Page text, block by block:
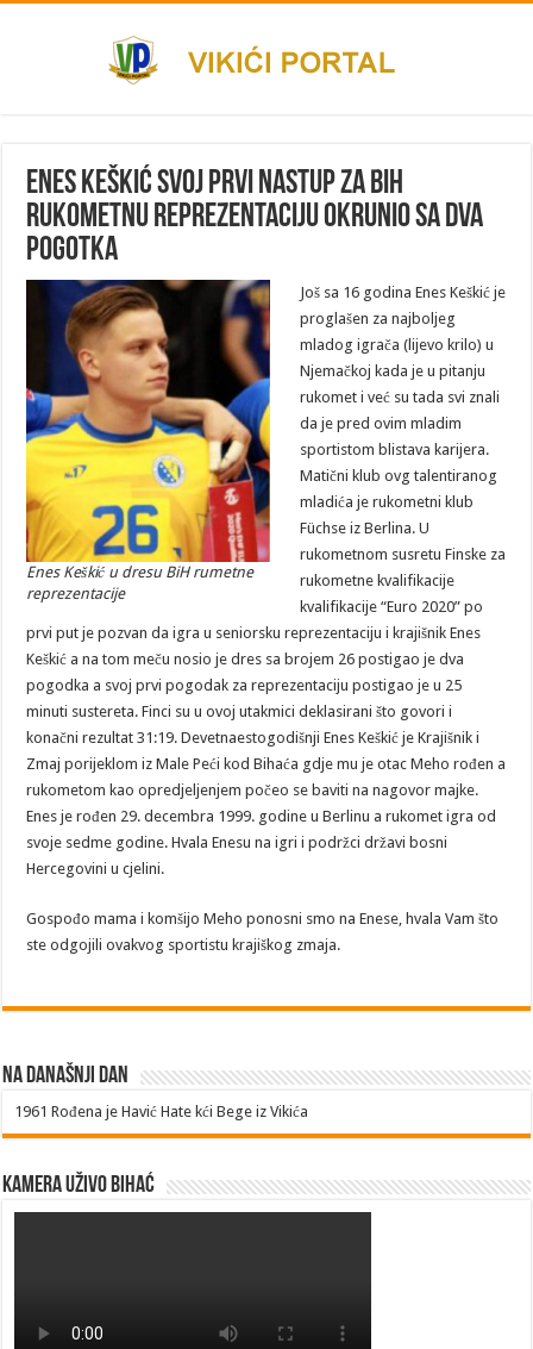
Enes Keškić svoj prvi nastup za BiH
rukometnu reprezentaciju okrunio sa dva
pogotka
Enes Keškić u dresu BiH rumetne
reprezentacije
Još sa 16 godina Enes Keškić je
proglašen za najboljeg
mladog igrača (lijevo krilo) u
Njemačkoj kada je u pitanju
rukomet i već su tada svi znali
da je pred ovim mladim
sportistom blistava karijera.
Matični klub ovg talentiranog
mladića je rukometni klub
Füchse iz Berlina. U
rukometnom susretu Finske za
rukometne kvalifikacije
kvalifikacije “Euro 2020” po
prvi put je pozvan da igra u seniorsku reprezentaciju i krajišnik Enes
Keškić a na tom meču nosio je dres sa brojem 26 postigao je dva
pogodka a svoj prvi pogodak za reprezentaciju postigao je u 25
minuti sustereta. Finci su u ovoj utakmici deklasirani što govori i
konačni rezultat 31:19. Devetnaestogodišnji Enes Keškić je Krajišnik i
Zmaj porijeklom iz Male Peći kod Bihaća gdje mu je otac Meho rođen a
rukometom kao opredjeljenjem počeo se baviti na nagovor majke.
Enes je rođen 29. decembra 1999. godine u Berlinu a rukomet igra od
svoje sedme godine. Hvala Enesu na igri i podržci državi bosni
Hercegovini u cjelini.
Gospođo mama i komšijo Meho ponosni smo na Enese, hvala Vam što
ste odgojili ovakvog sportistu krajiškog zmaja.
Na današnji dan
1961 Rođena je Havić Hate kći Bege iz Vikića
Kamera uživo Bihać